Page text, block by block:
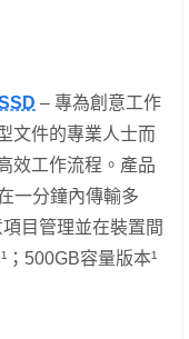
– 專為創意工作
文件的專業人士而
效工作流程。產品
一分鐘內傳輸多
目管理並在裝置間
500GB容量版本¹